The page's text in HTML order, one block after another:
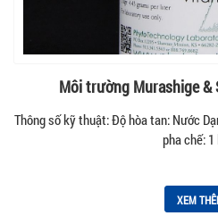
Môi trường Murashige &
Thông số kỹ thuật: Độ hòa tan: Nước
pha chế:
XEM